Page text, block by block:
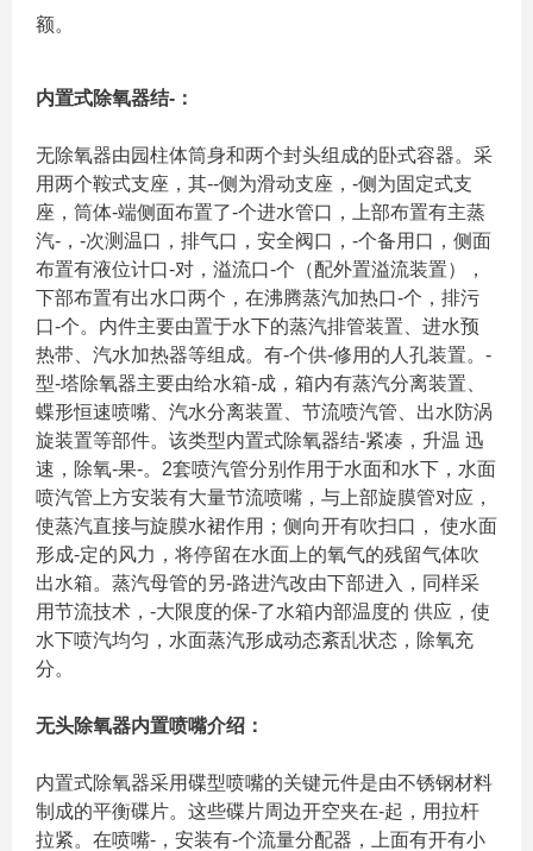
额。
内置式除氧器结-：
无除氧器由园柱体筒身和两个封头组成的卧式容器。采
用两个鞍式支座，其--侧为滑动支座，-侧为固定式支
座，筒体-端侧面布置了-个进水管口，上部布置有主蒸
汽-，-次测温口，排气口，安全阀口，-个备用口，侧面
布置有液位计口-对，溢流口-个（配外置溢流装置），
下部布置有出水口两个，在沸腾蒸汽加热口-个，排污
口-个。内件主要由置于水下的蒸汽排管装置、进水预
热带、汽水加热器等组成。有-个供-修用的人孔装置。-
型-塔除氧器主要由给水箱-成，箱内有蒸汽分离装置、
蝶形恒速喷嘴、汽水分离装置、节流喷汽管、出水防涡
旋装置等部件。该类型内置式除氧器结-紧凑，升温 迅
速，除氧-果-。2套喷汽管分别作用于水面和水下，水面
喷汽管上方安装有大量节流喷嘴，与上部旋膜管对应，
使蒸汽直接与旋膜水裙作用；侧向开有吹扫口， 使水面
形成-定的风力，将停留在水面上的氧气的残留气体吹
出水箱。蒸汽母管的另-路进汽改由下部进入，同样采
用节流技术，-大限度的保-了水箱内部温度的 供应，使
水下喷汽均匀，水面蒸汽形成动态紊乱状态，除氧充
分。
无头除氧器内置喷嘴介绍：
内置式除氧器采用碟型喷嘴的关键元件是由不锈钢材料
制成的平衡碟片。这些碟片周边开空夹在-起，用拉杆
拉紧。在喷嘴-，安装有-个流量分配器，上面有开有小